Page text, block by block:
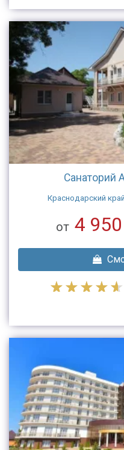
Санаторий
Краснодарский
от 4 950